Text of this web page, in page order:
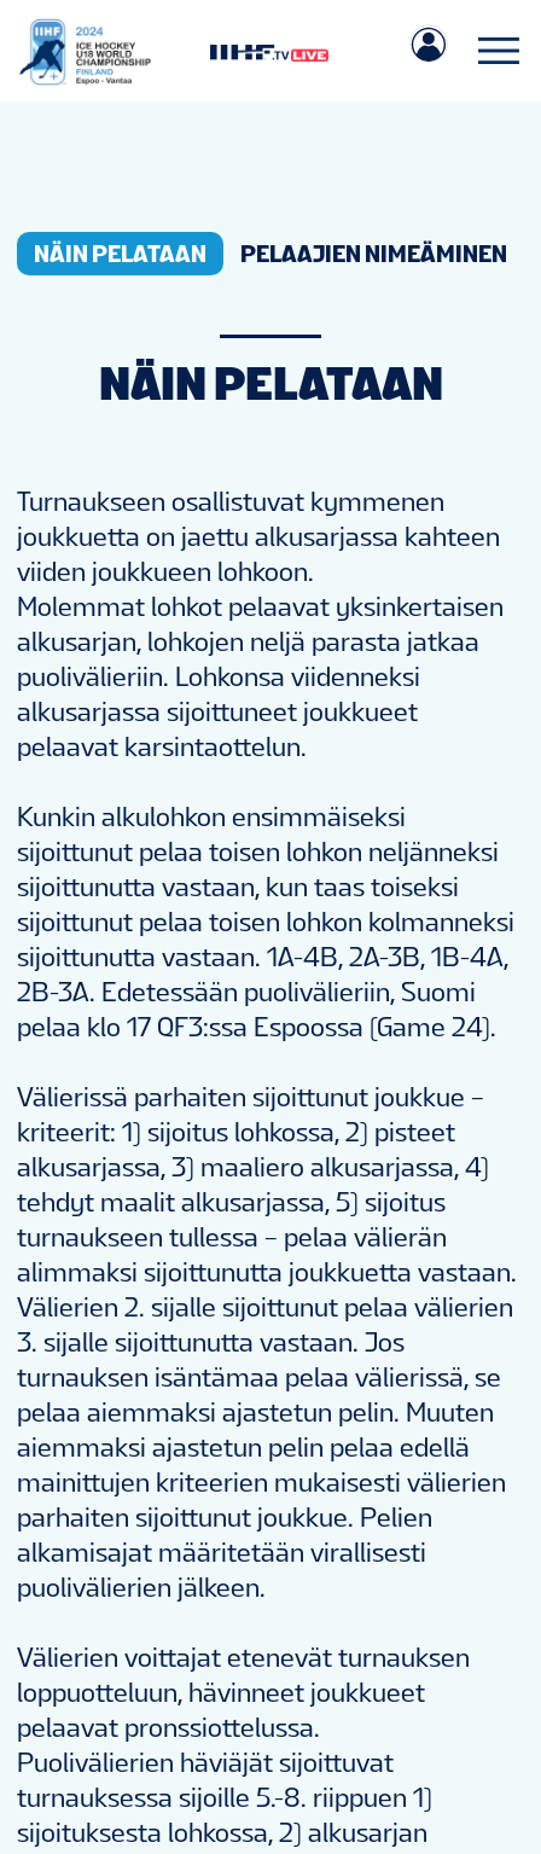
IIHF.COM
PELIT
UUTISET
TILASTOT
GALLERIAT
SIJOITUKSET
VIDEOS
LIPUT
VENUES
KISAINFO
FI
NÄIN PELATAAN PELAAJIEN NIMEÄMINEN
NÄIN PELATAAN
Turnaukseen osallistuvat kymmenen
joukkuetta on jaettu alkusarjassa kahteen
viiden joukkueen lohkoon.
Molemmat lohkot pelaavat yksinkertaisen
alkusarjan, lohkojen neljä parasta jatkaa
puolivälieriin. Lohkonsa viidenneksi
alkusarjassa sijoittuneet joukkueet
pelaavat karsintaottelun.
Kunkin alkulohkon ensimmäiseksi
sijoittunut pelaa toisen lohkon neljänneksi
sijoittunutta vastaan, kun taas toiseksi
sijoittunut pelaa toisen lohkon kolmanneksi
sijoittunutta vastaan. 1A-4B, 2A-3B, 1B-4A,
2B-3A. Edetessään puolivälieriin, Suomi
pelaa klo 17 QF3:ssa Espoossa (Game 24).
Välierissä parhaiten sijoittunut joukkue –
kriteerit: 1) sijoitus lohkossa, 2) pisteet
alkusarjassa, 3) maaliero alkusarjassa, 4)
tehdyt maalit alkusarjassa, 5) sijoitus
turnaukseen tullessa – pelaa välierän
alimmaksi sijoittunutta joukkuetta vastaan.
Välierien 2. sijalle sijoittunut pelaa välierien
3. sijalle sijoittunutta vastaan. Jos
turnauksen isäntämaa pelaa välierissä, se
pelaa aiemmaksi ajastetun pelin. Muuten
aiemmaksi ajastetun pelin pelaa edellä
mainittujen kriteerien mukaisesti välierien
parhaiten sijoittunut joukkue. Pelien
alkamisajat määritetään virallisesti
puolivälierien jälkeen.
Välierien voittajat etenevät turnauksen
loppuotteluun, hävinneet joukkueet
pelaavat pronssiottelussa.
Puolivälierien häviäjät sijoittuvat
turnauksessa sijoille 5.-8. riippuen 1)
sijoituksesta lohkossa, 2) alkusarjan